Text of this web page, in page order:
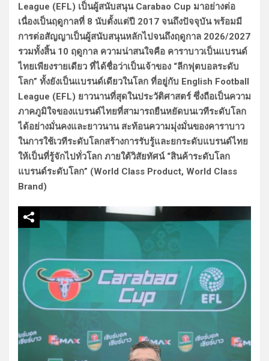
League (EFL) เป็นผู้สนับสนุน Carabao Cup มาอย่างต่อ
เนื่องเป็นฤดูกาลที่ 8 นับตั้งแต่ปี 2017 จนถึงปัจจุบัน พร้อมมี
การต่อสัญญาเป็นผู้สนับสนุนหลักไปจนถึงฤดูกาล 2026/2027
รวมทั้งสิ้น 10 ฤดูกาล ความน่าสนใจคือ คาราบาวเป็นแบรนด์
ไทยเพียงรายเดียว ที่ได้ชื่อว่าเป็นเจ้าของ “ลีกฟุตบอลระดับ
โลก” ทั้งยังเป็นแบรนด์เดียวในโลก ที่อยู่กับ English Football
League (EFL) ยาวนานที่สุดในประวัติศาสตร์ ซึ่งถือเป็นความ
ภาคภูมิใจของแบรนด์ไทยที่สามารถยืนหยัดบนเวทีระดับโลก
ได้อย่างมั่นคงและยาวนาน สะท้อนความมุ่งมั่นของคาราบาว
ในการใช้เวทีระดับโลกสร้างการรับรู้และยกระดับแบรนด์ไทย
ให้เป็นที่รู้จักไปทั่วโลก ภายใต้วิสัยทัศน์ “สินค้าระดับโลก
แบรนด์ระดับโลก” (World Class Product, World Class
Brand)